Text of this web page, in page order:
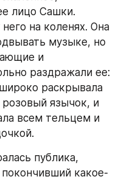
лицо Сашки.
на коленях. Она
музыке, но
и
раздражали ее:
раскрывала
розовый язычок, и
всем тельцем и
публика,
какое-